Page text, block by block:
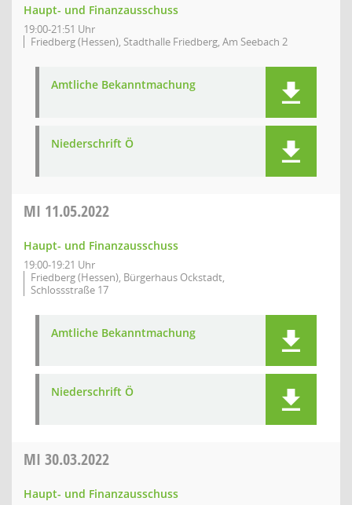
Haupt- und Finanzausschuss
19:00-21:51 Uhr
Friedberg (Hessen), Stadthalle Friedberg, Am Seebach 2
Amtliche Bekanntmachung
Niederschrift Ö
MI 11.05.2022
Haupt- und Finanzausschuss
19:00-19:21 Uhr
Friedberg (Hessen), Bürgerhaus Ockstadt,
Schlossstraße 17
Amtliche Bekanntmachung
Niederschrift Ö
MI 30.03.2022
Haupt- und Finanzausschuss